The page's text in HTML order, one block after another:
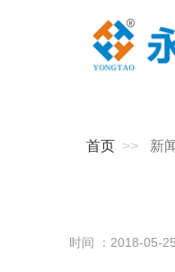
首页 新
时间 ：2018-05-25